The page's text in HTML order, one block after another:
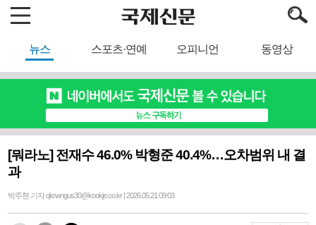
뉴스 스포츠·연예 오피니언 동영상
[뭐라노] 전재수 46.0% 박형준 40.4%…오차범위 내 결
과
박주현 기자 qkrwngus30@kookje.co.kr | 2026.05.21 09:03